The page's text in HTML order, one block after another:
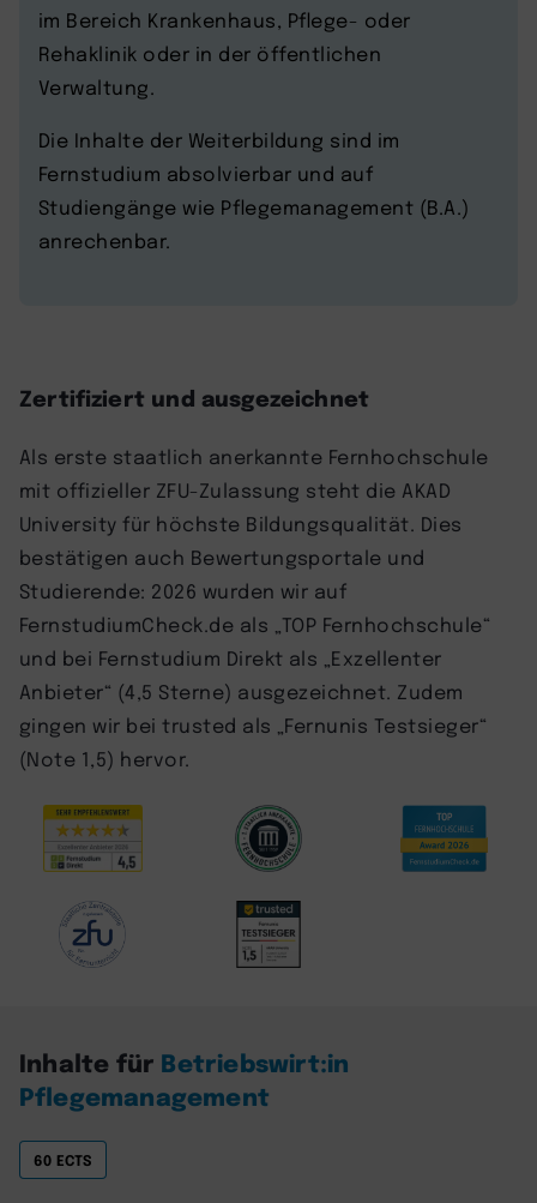
im Bereich Krankenhaus, Pflege- oder
Rehaklinik oder in der öffentlichen
Verwaltung.
Die Inhalte der Weiterbildung sind im
Fernstudium absolvierbar und auf
Studiengänge wie Pflegemanagement (B.A.)
anrechenbar.
Zertifiziert und ausgezeichnet
Als erste staatlich anerkannte Fernhochschule
mit offizieller ZFU-Zulassung steht die AKAD
University für höchste Bildungsqualität. Dies
bestätigen auch Bewertungsportale und
Studierende: 2026 wurden wir auf
FernstudiumCheck.de als „TOP Fernhochschule“
und bei Fernstudium Direkt als „Exzellenter
Anbieter“ (4,5 Sterne) ausgezeichnet. Zudem
gingen wir bei trusted als „Fernunis Testsieger“
(Note 1,5) hervor.
Inhalte für Betriebswirt:in
Pflegemanagement
60 ECTS